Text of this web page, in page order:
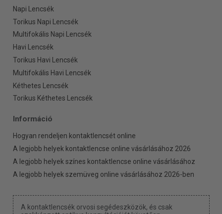
Napi Lencsék
Torikus Napi Lencsék
Multifokális Napi Lencsék
Havi Lencsék
Torikus Havi Lencsék
Multifokális Havi Lencsék
Kéthetes Lencsék
Torikus Kéthetes Lencsék
Információ
Hogyan rendeljen kontaktlencsét online
A legjobb helyek kontaktlencse online vásárlásához 2026
A legjobb helyek színes kontaktlencse online vásárlásához
A legjobb helyek szemüveg online vásárlásához 2026-ben
A kontaktlencsék orvosi segédeszközök, és csak